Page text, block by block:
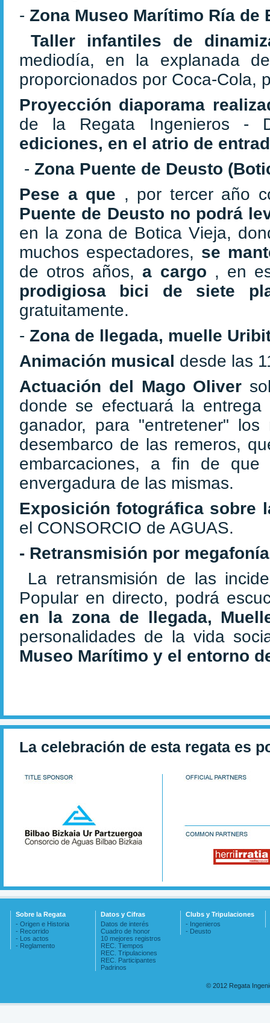
- Zona Museo Marítimo Ría de
Taller infantiles de
mediodía, en la explanada
proporcionados por Coca-Cola,
Proyección diaporama
de la Regata Ingenieros -
ediciones, en el atrio de
- Zona Puente de Deusto
Pese a que , por tercer año
Puente de Deusto no podrá
en la zona de Botica Vieja,
muchos espectadores, se
de otros años,a cargo , en
prodigiosa bici de siete
gratuitamente.
- Zona de llegada, muelle
Animación musical desde las
Actuación del Mago Oliver
donde se efectuará la
ganador, para "entretener"
desembarco de las remeros,
embarcaciones, a fin de que
envergadura de las mismas.
Exposición fotográfica sobre
el CONSORCIO de AGUAS.
- Retransmisión por
La retransmisión de las
Popular en directo, podrá
en la zona de llegada,
personalidades de la vida
Museo Marítimo y el entorno
La celebración de esta regata es
Sobre la Regata
- Origen e Historia
- Recorrido
- Los actos
- Reglamento
Datos y Cifras
Datos de interés
Cuadro de honor
10 mejores registros
REC. Tiempos
REC. Tripulaciones
REC. Participantes
Padrinos
Clubs y Tripulaciones
- Ingenieros
- Deusto
© 2012 Regata